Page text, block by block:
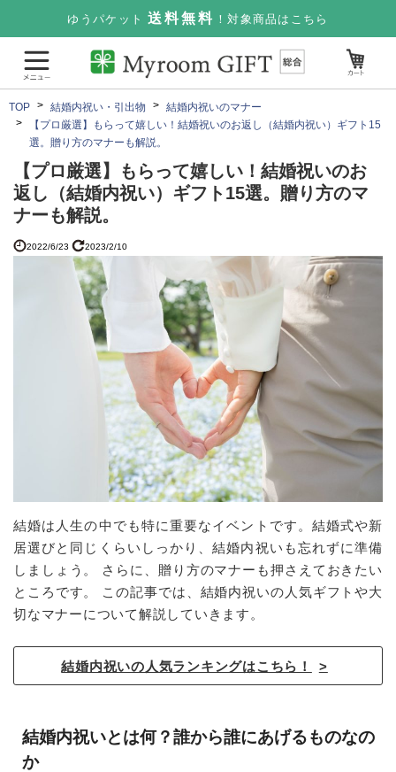
ゆうパケット 送料無料 ！対象商品はこちら
TOP 結婚内祝い・引出物
結婚内祝いのマナー
【プロ厳選】もらって嬉しい！結婚祝いのお返し（結婚内祝い）ギフト15
選。贈り方のマナーも解説。
【プロ厳選】もらって嬉しい！結婚祝いのお
返し（結婚内祝い）ギフト15選。贈り方のマ
ナーも解説。
2022/6/23 2023/2/10
結婚は人生の中でも特に重要なイベントです。結婚式や新
居選びと同じくらいしっかり、結婚内祝いも忘れずに準備
しましょう。 さらに、贈り方のマナーも押さえておきたい
ところです。 この記事では、結婚内祝いの人気ギフトや大
切なマナーについて解説していきます。
結婚内祝いの人気ランキングはこちら！
結婚内祝いとは何？誰から誰にあげるものなの
か